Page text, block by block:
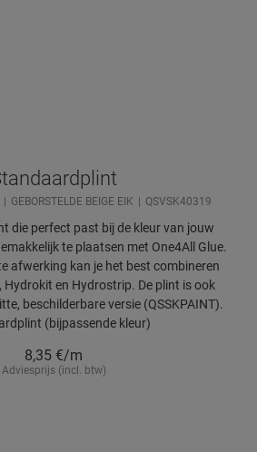
GEBORSTELDE BEIGE EIK QSVSK40319
die perfect past bij de kleur van jouw
te plaatsen met One4All Glue.
afwerking kan je het best combineren
Hydrokit en Hydrostrip. De plint is ook
beschilderbare versie (QSSKPAINT).
(bijpassende kleur)
8,35 €/m
Adviesprijs (incl. btw)